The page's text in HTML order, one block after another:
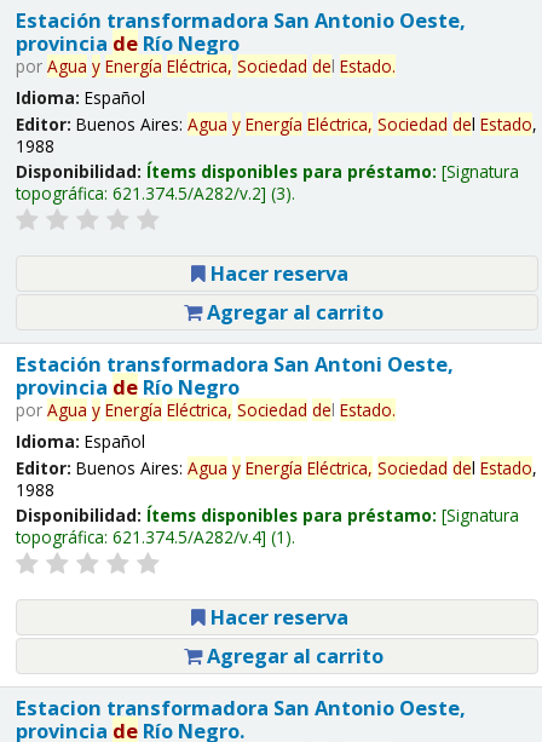
Estación transformadora San Antonio Oeste,
provincia deRío Negro
por Agua y Energía Eléctrica, Sociedad del Estado.
Idioma: Español
Editor: Buenos Aires: Agua y Energía Eléctrica, Sociedad del Estado,
1988
Disponibilidad: Ítems disponibles para préstamo: Signatura
topográfica: 621.374.5/A282/v.2 (3).
Hacer reserva
Agregar al carrito
Estación transformadora San Antoni Oeste,
provincia deRío Negro
por Agua y Energía Eléctrica, Sociedad del Estado.
Idioma: Español
Editor: Buenos Aires: Agua y Energía Eléctrica, Sociedad del Estado,
1988
Disponibilidad: Ítems disponibles para préstamo: Signatura
topográfica: 621.374.5/A282/v.4 (1).
Hacer reserva
Agregar al carrito
Estacion transformadora San Antonio Oeste,
provincia deRío Negro.